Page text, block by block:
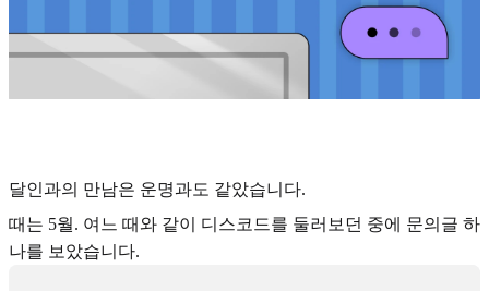
달인과의 만남은 운명과도 같았습니다.
때는 5월. 여느 때와 같이 디스코드를 둘러보던 중에 문의글 하
나를 보았습니다.